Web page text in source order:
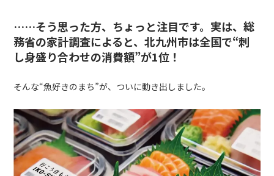
……そう思った方、ちょっと注目です。実は、総
務省の家計調査によると、北九州市は全国で“刺
し身盛り合わせの消費額”が1位！
そんな“魚好きのまち”が、ついに動き出しました。